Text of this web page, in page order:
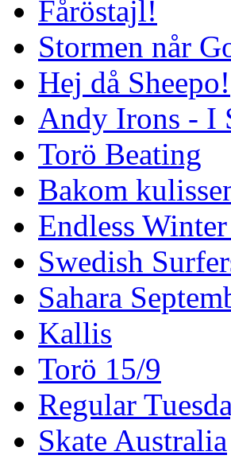
Fåröstajl!
Stormen når
Hej då Sheepo!
Andy Irons - I
Torö Beating
Bakom
Endless
Swedish
Sahara
Kallis
Torö 15/9
Regular
Skate Australia